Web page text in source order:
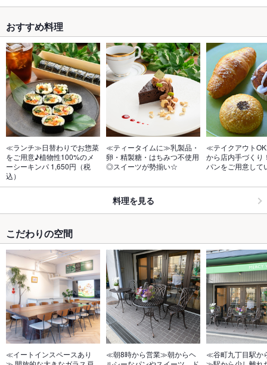
おすすめ料理
≪ランチ≫日替わりでお惣菜
をご用意♪植物性100%のメ
ーシーキンパ 1,650円（税
込）
≪ティータイムに≫乳製品・
卵・精製糖・はちみつ不使用
◎スイーツが勢揃い☆
≪テイクアウト
から店内手づくり
パンをご用意し
料理を見る
こだわりの空間
≪イートインスペースあり
≪朝8時から営業≫朝からヘ
≪谷町九丁目駅か